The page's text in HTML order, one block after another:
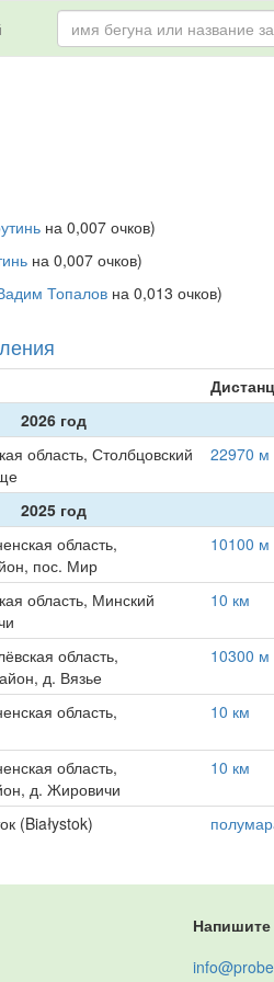
на 0,007 очков)
на 0,007 очков)
Топалов на 0,013 очков)
2026 год
область, Столбцовский
22970 м
2025 год
область,
пос. Мир
10100 м
область, Минский
10 км
область,
д. Вязье
10300 м
область,
10 км
область,
д. Жировичи
10 км
(Białystok)